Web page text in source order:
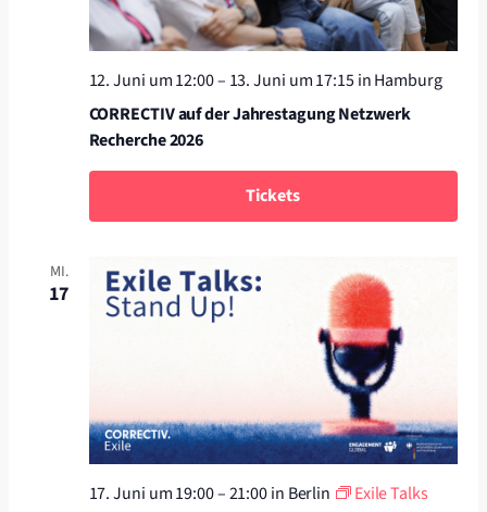
12. Juni um 12:00– 13. Juni um 17:15in Hamburg
CORRECTIV auf der Jahrestagung Netzwerk
Recherche 2026
Tickets
MI.
17
17. Juni um 19:00–21:00in Berlin Exile Talks